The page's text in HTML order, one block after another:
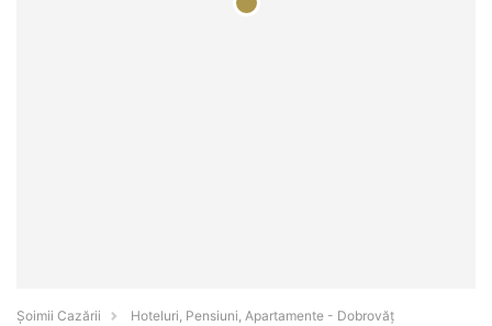
Șoimii Cazării
Hoteluri, Pensiuni, Apartamente - Dobrovăţ